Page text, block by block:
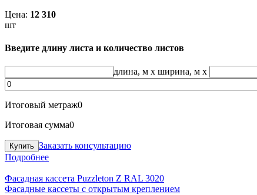
Цена: 12 310
шт
Введите длину листа и количество листов
длина, м x ширина, м x
Итоговый метраж0
Итоговая сумма0
Заказать консультацию
Подробнее
Фасадная кассета Puzzleton Z RAL 3020
Фасадные кассеты с открытым креплением